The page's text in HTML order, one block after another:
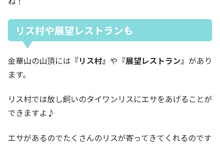
リス村や展望レストランも
金華山の山頂には 『リス村』 や 『展望レストラン』 があり
ます。
リス村では放し飼いのタイワンリスにエサをあげることが
できますよ♪
エサがあるのでたくさんのリスが寄ってきてくれるのです